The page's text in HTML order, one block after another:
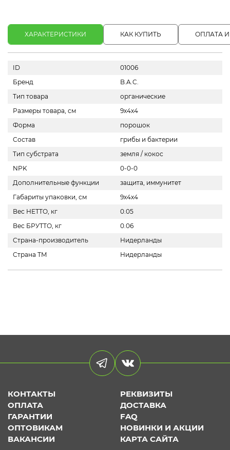
ХАРАКТЕРИСТИКИ КАК КУПИТЬ ОПЛАТА
ID
01006
Бренд
B.A.C.
Тип товара
органические
Размеры товара, см
9х4х4
Форма
порошок
Состав
грибы и бактерии
Тип субстрата
земля / кокос
NPK
0-0-0
Дополнительные функции
защита, иммунитет
Габариты упаковки, см
9х4х4
Вес НЕТТО, кг
0.05
Вес БРУТТО, кг
0.06
Страна-производитель
Нидерланды
Страна ТМ
Нидерланды
КОНТАКТЫ
РЕКВИЗИТЫ
ОПЛАТА
ДОСТАВКА
ГАРАНТИИ
FAQ
ОПТОВИКАМ
НОВИНКИ И АКЦИИ
ВАКАНСИИ
КАРТА САЙТА